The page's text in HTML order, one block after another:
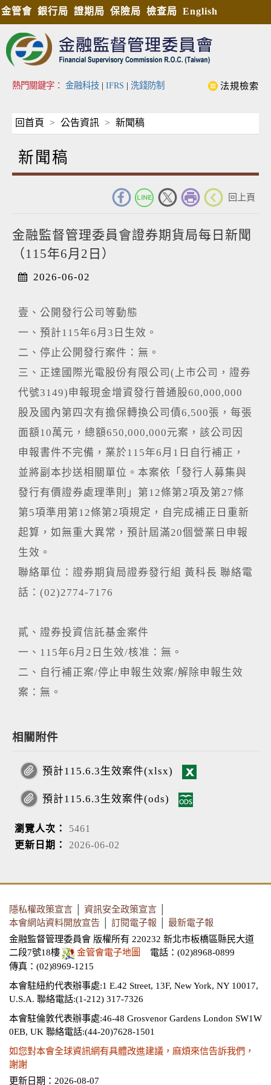
金管會 銀行局 證期局 保險局 檢查局 English
熱門關鍵字： 金融科技 | IFRS | 洗錢防制 法規檢索
回首頁 公告資訊 新聞稿
新聞稿
回上頁
金融監督管理委員會證券期貨局每日新聞
（115年6月2日）
2026-06-02
壹、公開發行公司等動態
一、預計115年6月3日生效。
二、停止公開發行案件：無。
三、正達國際光電股份有限公司(上市公司，證券
代號3149)申報現金增資發行普通股60,000,000
股及國內第四次有擔保轉換公司債6,500張，每張
面額10萬元，總額650,000,000元案，該公司因
申報書件不完備，業於115年6月1日自行補正，
並將副本抄送相關單位。本案依「發行人募集與
發行有價證券處理準則」第12條第2項及第27條
第5項準用第12條第2項規定，自完成補正日重新
起算，如無重大異常，預計屆滿20個營業日申報
生效。
聯絡單位：證券期貨局證券發行組 黃科長 聯絡電
話：(02)2774-7176
貳、證券投資信託基金案件
一、115年6月2日生效/核准：無。
二、自行補正案/停止申報生效案/解除申報生效
案：無。
相關附件
預計115.6.3生效案件(xlsx)
預計115.6.3生效案件(ods)
瀏覽人次： 5461
更新日期： 2026-06-02
隱私權政策宣言 資訊安全政策宣言
本會網站資料開放宣告
訂閱電子報
最新電子報
金融監督管理委員會 版權所有 220232 新北市板橋區縣民大道
二段7號18樓
金管會電子地圖
電話：(02)8968-0899
傳真：(02)8969-1215
本會駐紐約代表辦事處:1 E.42 Street, 13F, New York, NY 10017,
U.S.A. 聯絡電話:(1-212) 317-7326
本會駐倫敦代表辦事處:46-48 Grosvenor Gardens London SW1W
0EB, UK 聯絡電話:(44-20)7628-1501
如您對本會全球資訊網有具體改進建議，麻煩來信告訴我們，
謝謝
更新日期：2026-08-07